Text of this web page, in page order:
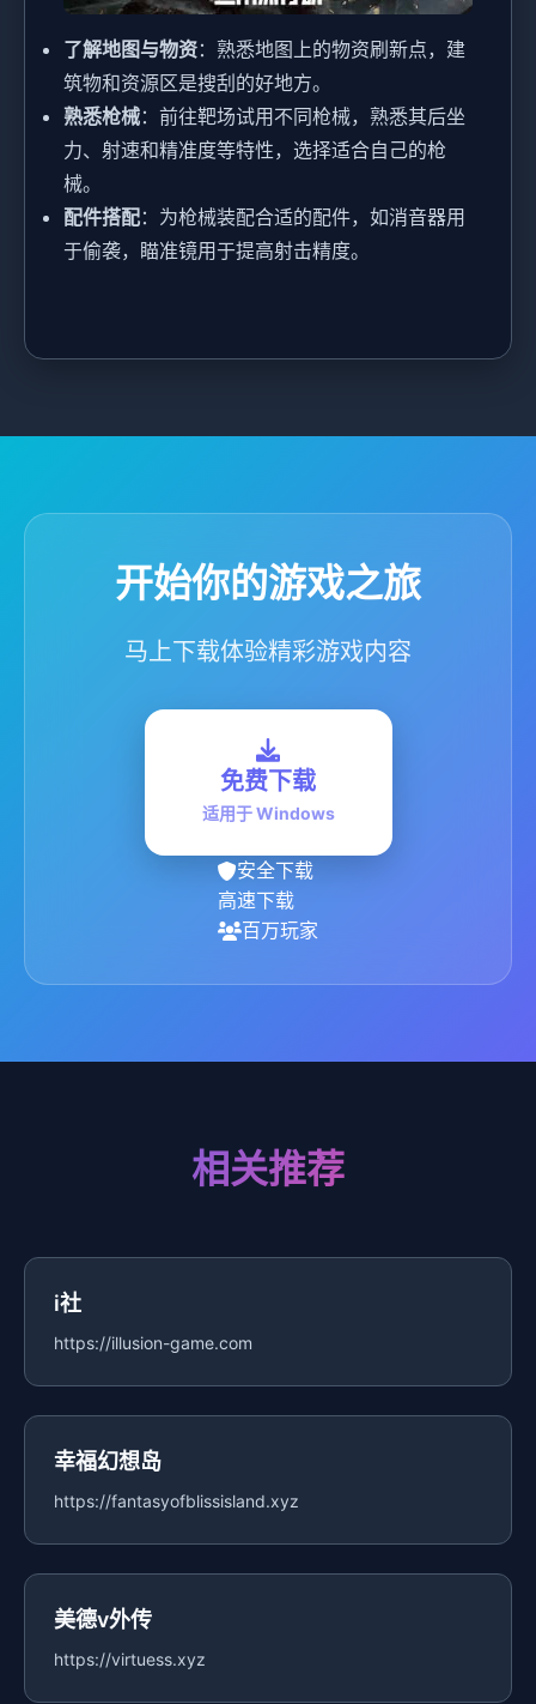
了解地图与物资：熟悉地图上的物资刷新点，建
筑物和资源区是搜刮的好地方。
熟悉枪械：前往靶场试用不同枪械，熟悉其后坐
力、射速和精准度等特性，选择适合自己的枪
械。
配件搭配：为枪械装配合适的配件，如消音器用
于偷袭，瞄准镜用于提高射击精度。
开始你的游戏之旅
马上下载体验精彩游戏内容
免费下载
适用于 Windows
安全下载
高速下载
百万玩家
相关推荐
i社
https://illusion-game.com
幸福幻想岛
https://fantasyofblissisland.xyz
美德v外传
https://virtuess.xyz